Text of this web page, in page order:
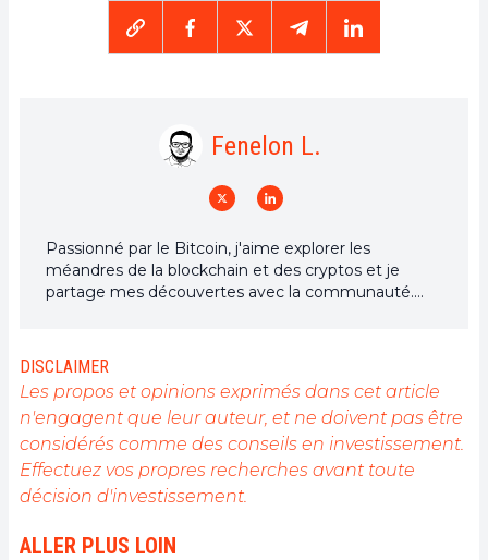
Fenelon L.
Passionné par le Bitcoin, j'aime explorer les
méandres de la blockchain et des cryptos et je
partage mes découvertes avec la communauté.
tous, et je crois fermement que Bitcoin est l'outil
qui peut rendre cela possible.
DISCLAIMER
Les propos et opinions exprimés dans cet article
n'engagent que leur auteur, et ne doivent pas être
considérés comme des conseils en investissement.
Effectuez vos propres recherches avant toute
décision d'investissement.
ALLER PLUS LOIN